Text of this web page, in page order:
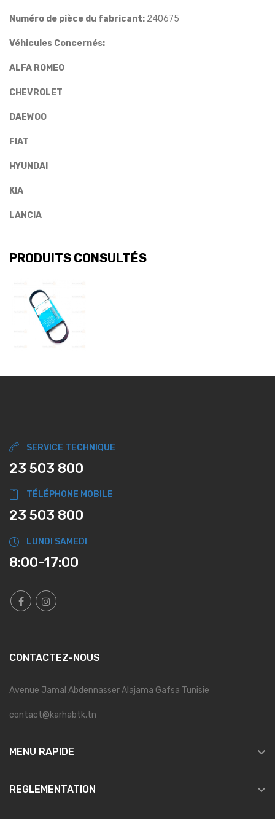
Numéro de pièce du fabricant: 240675
Véhicules Concernés:
ALFA ROMEO
CHEVROLET
DAEWOO
FIAT
HYUNDAI
KIA
LANCIA
PRODUITS CONSULTÉS
SERVICE TECHNIQUE
23 503 800
TÉLÉPHONE MOBILE
23 503 800
LUNDI SAMEDI
8:00-17:00
CONTACTEZ-NOUS
Avenue Jamal Abdennasser Alajama Gafsa Tunisie
contact@karhabtk.tn
MENU RAPIDE 
REGLEMENTATION 